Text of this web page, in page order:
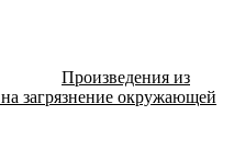
Произведения из
загрязнение окружающей